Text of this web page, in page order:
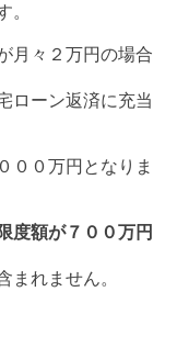
。
月々２万円の場合
ローン返済に充当
００万円となりま
度額が７００万円
れません。